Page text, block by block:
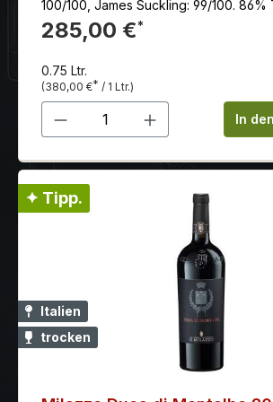
100/100, James Suckling: 99/100. 86%
14% Mazuelo.
285,00 €*
0.75 Ltr.
(380,00 €* / 1 Ltr.)
Produkt Anzahl: GibIn
✦ Tipp.
Italien
trocken